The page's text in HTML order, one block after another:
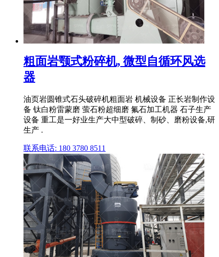
粗面岩颚式粉碎机, 微型自循环风选
器
油页岩圆锥式石头破碎机粗面岩 机械设备 正长岩制作设
备 钛白粉雷蒙磨 萤石粉超细磨 氟石加工机器 石子生产
设备 重工是一好业生产大中型破碎、制砂、磨粉设备,研
生产 .
联系电话: 180 3780 8511